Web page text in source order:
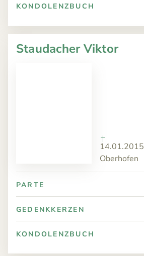
KONDOLENZBUCH
Staudacher Viktor
14.01.2015
Oberhofen
PARTE
GEDENKKERZEN
KONDOLENZBUCH